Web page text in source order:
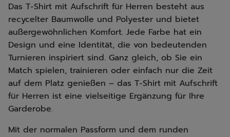
Das T-Shirt mit Aufschrift für Herren besteht aus
recycelter Baumwolle und Polyester und bietet
außergewöhnlichen Komfort. Jede Farbe hat ein
Design und eine Identität, die von bedeutenden
Turnieren inspiriert sind. Ganz gleich, ob Sie ein
Match spielen, trainieren oder einfach nur die Zeit
auf dem Platz genießen – das T-Shirt mit Aufschrift
für Herren ist eine vielseitige Ergänzung für Ihre
Garderobe.
Mit der normalen Passform und dem runden